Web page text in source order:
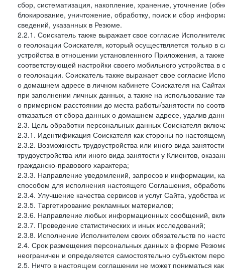
сбор, систематизация, накопление, хранение, уточнение
блокирование, уничтожение, обработку, поиск и сбор
сведений, указанных в Резюме.
2.2.1. Соискатель также выражает свое согласие
о геолокации Соискателя, который осуществляется только
устройства в отношении установленного Приложения, а
соответствующей настройки своего мобильного устройства
о геолокации. Соискатель также выражает свое согласие
о домашнем адресе в личном кабинете Соискателя на
при заполнении личных данных, а также на использование
о примерном расстоянии до места работы/занятости по
отказаться от сбора данных о домашнем адресе, удалив
2.3. Цель обработки персональных данных Соискателя
2.3.1. Идентификация Соискателя как стороны по
2.3.2. Возможность трудоустройства или иного вида
трудоустройства или иного вида занятости у Клиентов,
гражданско-правового характера;
2.3.3. Направление уведомлений, запросов и информации,
способом для исполнения настоящего Соглашения,
2.3.4. Улучшение качества сервисов и услуг Сайта, удобства
2.3.5. Таргетирование рекламных материалов;
2.3.6. Направление любых информационных сообщений,
2.3.7. Проведение статистических и иных исследований;
2.3.8. Исполнение Исполнителем своих обязательств по
2.4. Срок размещения персональных данных в форме
неограничен и определяется самостоятельно субъектом
2.5. Ничто в настоящем соглашении не может пониматься